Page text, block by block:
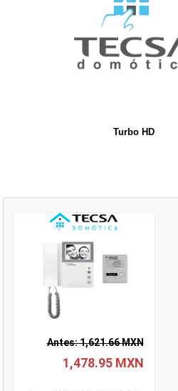
Turbo HD
Antes: 1,621.66 MXN
1,478.95 MXN